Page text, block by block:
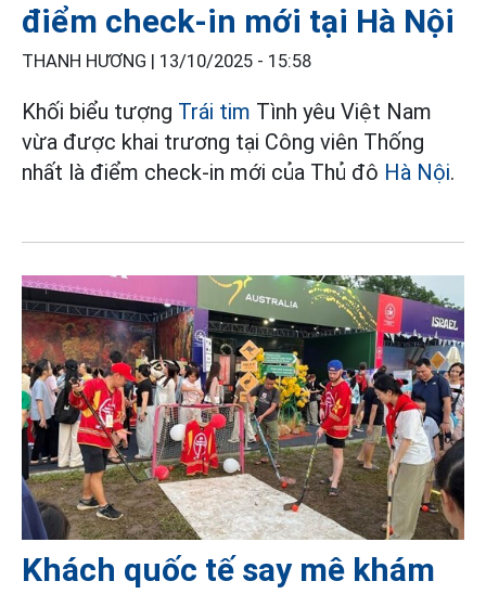
điểm check-in mới tại Hà Nội
THANH HƯƠNG | 13/10/2025 - 15:58
Khối biểu tượng Trái tim Tình yêu Việt Nam
vừa được khai trương tại Công viên Thống
nhất là điểm check-in mới của Thủ đô Hà Nội.
Khách quốc tế say mê khám